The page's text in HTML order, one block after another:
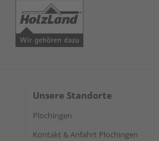
Unsere Standorte
Plochingen
Kontakt & Anfahrt Plochingen